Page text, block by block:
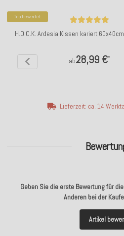
Geben Sie die erste Bewertung für
Anderen bei der
Artikel
Top bewertet
H.O.C.K. Ardesia Kissen kariert
ab28,99 €*
Lieferzeit: ca. 14